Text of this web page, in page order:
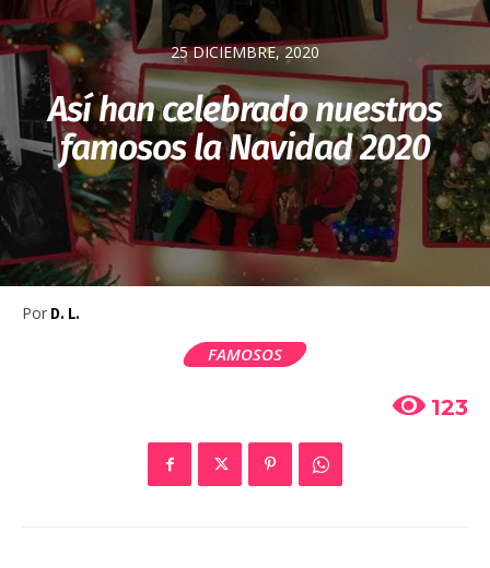
25 DICIEMBRE, 2020
Así han celebrado nuestros
famosos la Navidad 2020
Por D. L.
FAMOSOS
123